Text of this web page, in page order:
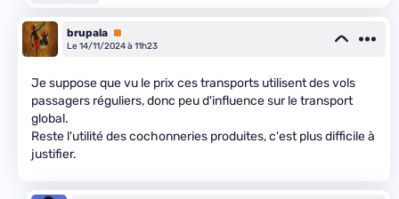
brupala Premium
Le 14/11/2024 à 11h23
Je suppose que vu le prix ces transports utilisent des vols
passagers réguliers, donc peu d'influence sur le transport
global.
Reste l'utilité des cochonneries produites, c'est plus difficile à
justifier.